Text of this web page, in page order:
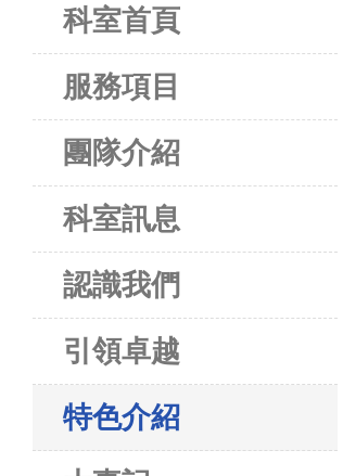
科室首頁
服務項目
團隊介紹
科室訊息
認識我們
引領卓越
特色介紹